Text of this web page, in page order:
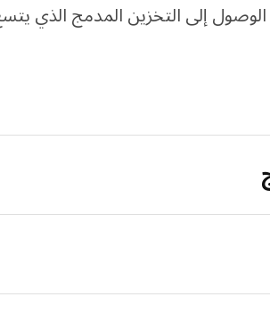
إلى التخزين المدمج الذي